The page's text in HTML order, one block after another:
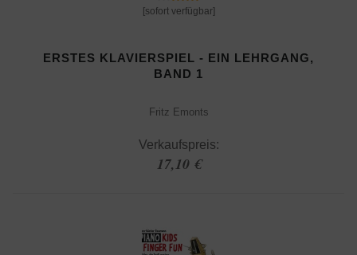
[sofort verfügbar]
ERSTES KLAVIERSPIEL - EIN LEHRGANG,
BAND 1
Fritz Emonts
Verkaufspreis:
17,10 €